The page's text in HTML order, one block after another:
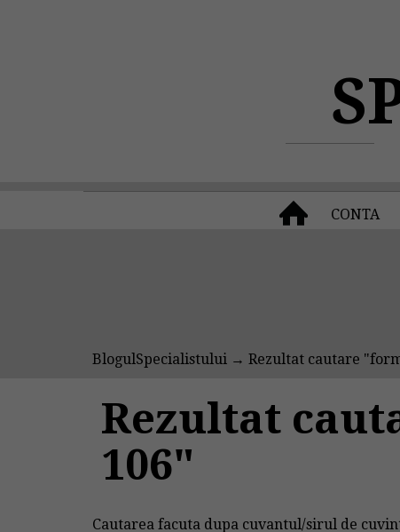
CONTA
BlogulSpecialistului → Rezultat cautare
Rezultat
106"
Cautarea facuta dupa cuvantul/sirul de